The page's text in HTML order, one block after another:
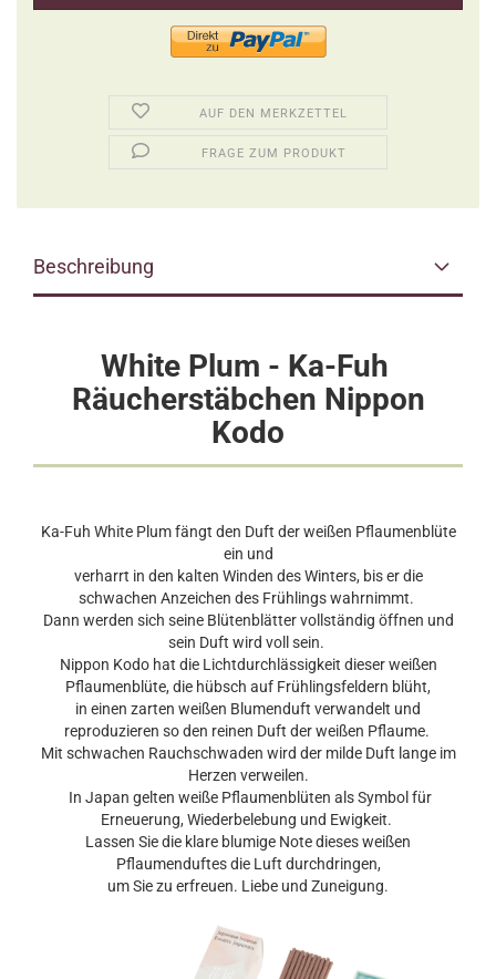
AUF DEN MERKZETTEL
FRAGE ZUM PRODUKT
Beschreibung
White Plum - Ka-Fuh
Räucherstäbchen Nippon
Kodo
Ka-Fuh White Plum fängt den Duft der weißen Pflaumenblüte
ein und
verharrt in den kalten Winden des Winters, bis er die
schwachen Anzeichen des Frühlings wahrnimmt.
Dann werden sich seine Blütenblätter vollständig öffnen und
sein Duft wird voll sein.
Nippon Kodo hat die Lichtdurchlässigkeit dieser weißen
Pflaumenblüte, die hübsch auf Frühlingsfeldern blüht,
in einen zarten weißen Blumenduft verwandelt und
reproduzieren so den reinen Duft der weißen Pflaume.
Mit schwachen Rauchschwaden wird der milde Duft lange im
Herzen verweilen.
In Japan gelten weiße Pflaumenblüten als Symbol für
Erneuerung, Wiederbelebung und Ewigkeit.
Lassen Sie die klare blumige Note dieses weißen
Pflaumenduftes die Luft durchdringen,
um Sie zu erfreuen. Liebe und Zuneigung.